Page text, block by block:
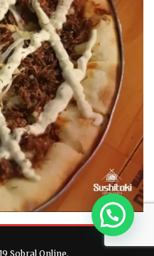
Sobral Online.